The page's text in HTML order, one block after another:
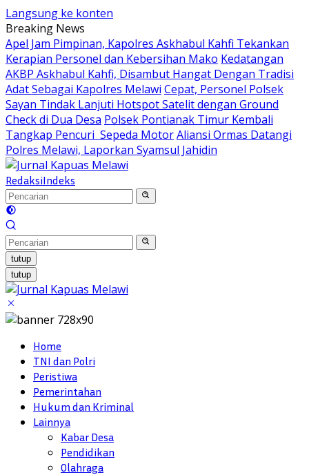
Langsung ke konten
Breaking News
Apel Jam Pimpinan, Kapolres Askhabul Kahfi Tekankan
Kerapian Personel dan Kebersihan Mako Kedatangan
AKBP Askhabul Kahfi, Disambut Hangat Dengan Tradisi
Adat Sebagai Kapolres Melawi Cepat, Personel Polsek
Sayan Tindak Lanjuti Hotspot Satelit dengan Ground
Check di Dua Desa Polsek Pontianak Timur Kembali
Tangkap Pencuri Sepeda MotorAliansi Ormas Datangi
Polres Melawi, Laporkan Syamsul Jahidin
RedaksiIndeks
tutup
tutup
Home
TNI dan Polri
Peristiwa
Pemerintahan
Hukum dan Kriminal
Lainnya
Kabar Desa
Pendidikan
Olahraga